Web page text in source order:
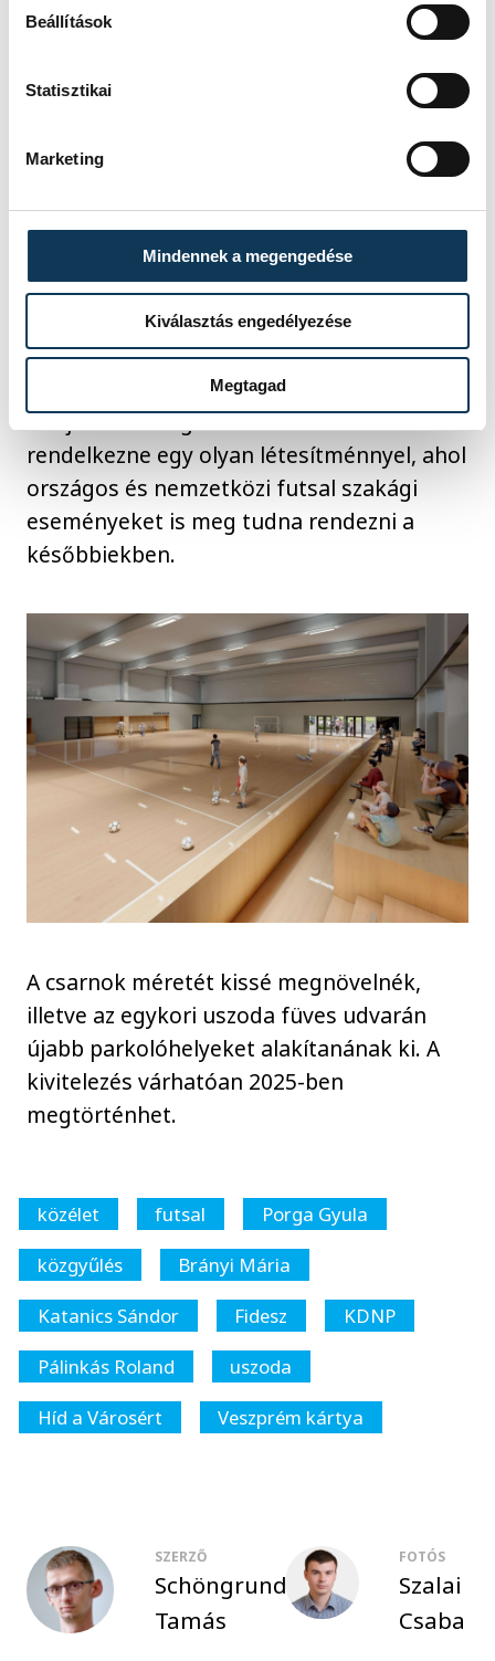
Beállítások
Statisztikai
Marketing
Mindennek a megengedése
Kiválasztás engedélyezése
Megtagad
(öltözők, kiszolgáló helyiségek) alkalmas a
funkcióval való ismételt megnyitására. A
sportközpont két fedett sportcsarnoka a
város legnépesebb lakótelepén jelentős
előrelépés lenne a város sportéletének
további fellendítése irányába és egyben jól
szolgálhatja a veszprémi futsal további
szakmai fejlődését és utánpótlásképzését.
A fejlesztés megvalósulása esetén a város
rendelkezne egy olyan létesítménnyel, ahol
országos és nemzetközi futsal szakági
eseményeket is meg tudna rendezni a
későbbiekben.
A csarnok méretét kissé megnövelnék,
illetve az egykori uszoda füves udvarán
újabb parkolóhelyeket alakítanának ki. A
kivitelezés várhatóan 2025-ben
megtörténhet.
közélet futsal
Porga Gyula
közgyűlés
Brányi Mária
Katanics Sándor
Fidesz
KDNP
Pálinkás Roland
uszoda
Híd a Városért
Veszprém kártya
SZERZŐ
Schöngrundtner
Tamás
FOTÓS
Szalai
Csaba